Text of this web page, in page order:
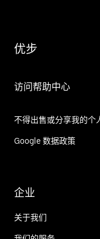
优步
访问帮助中心
不得出售或分享我的个
Google 数据政策
企业
关于我们